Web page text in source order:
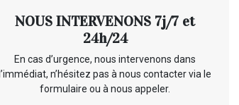
NOUS INTERVENONS 7j/7 et
24h/24
En cas d’urgence, nous intervenons dans
l’immédiat, n’hésitez pas à nous contacter via le
formulaire ou à nous appeler.